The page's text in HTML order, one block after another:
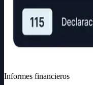
Informes financieros